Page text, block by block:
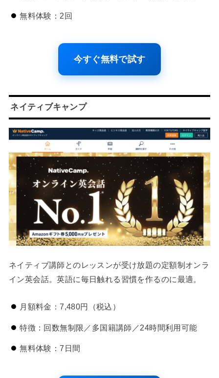
無料体験：2回
今すぐ無料で試す
ネイティブキャンプ
ネイティブ講師とのレッスンが受け放題の定額制オンラ
イン英会話。英語に毎日触れる習慣を作るのに最適。
月額料金：7,480円（税込）
特徴：回数無制限／多国籍講師／24時間利用可能
無料体験：7日間